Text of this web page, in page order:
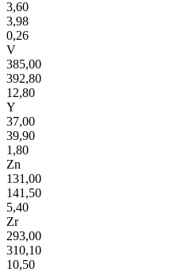
3,60
3,98
0,26
V
385,00
392,80
12,80
Y
37,00
39,90
1,80
Zn
131,00
141,50
5,40
Zr
293,00
310,10
10,50